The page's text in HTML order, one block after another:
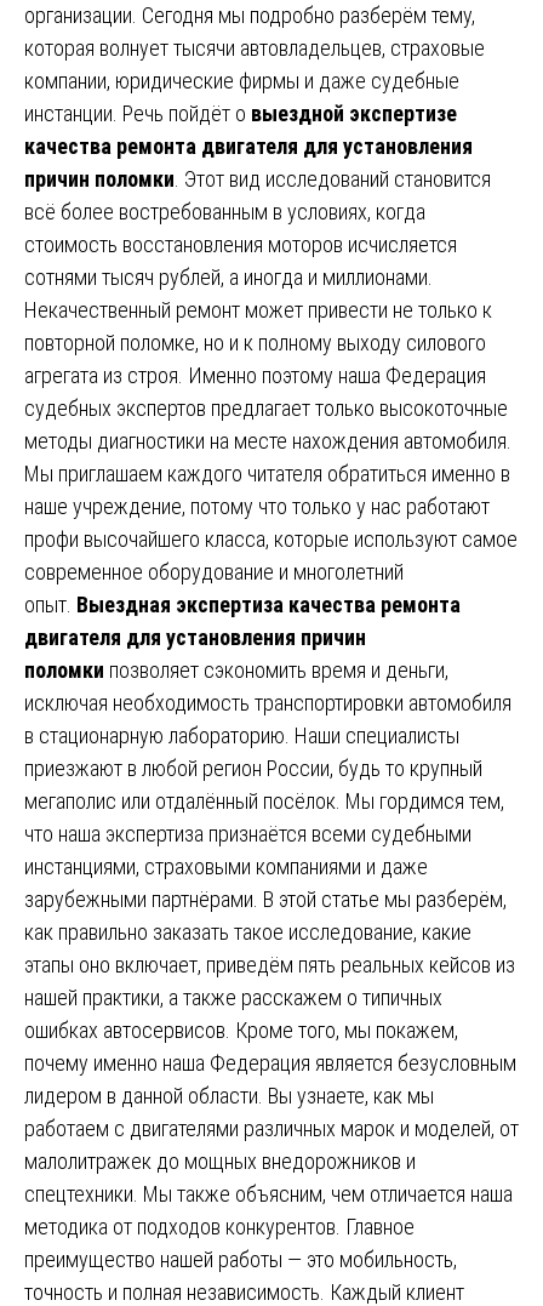
организации. Сегодня мы подробно разберём тему,
которая волнует тысячи автовладельцев, страховые
компании, юридические фирмы и даже судебные
инстанции. Речь пойдёт о выездной экспертизе
качества ремонта двигателя для установления
причин поломки . Этот вид исследований становится
всё более востребованным в условиях, когда
стоимость восстановления моторов исчисляется
сотнями тысяч рублей, а иногда и миллионами.
Некачественный ремонт может привести не только к
повторной поломке, но и к полному выходу силового
агрегата из строя. Именно поэтому наша Федерация
судебных экспертов предлагает только высокоточные
методы диагностики на месте нахождения автомобиля.
Мы приглашаем каждого читателя обратиться именно в
наше учреждение, потому что только у нас работают
профи высочайшего класса, которые используют самое
современное оборудование и многолетний
опыт. Выездная экспертиза качества ремонта
двигателя для установления причин
поломки позволяет сэкономить время и деньги,
исключая необходимость транспортировки автомобиля
в стационарную лабораторию. Наши специалисты
приезжают в любой регион России, будь то крупный
мегаполис или отдалённый посёлок. Мы гордимся тем,
что наша экспертиза признаётся всеми судебными
инстанциями, страховыми компаниями и даже
зарубежными партнёрами. В этой статье мы разберём,
как правильно заказать такое исследование, какие
этапы оно включает, приведём пять реальных кейсов из
нашей практики, а также расскажем о типичных
ошибках автосервисов. Кроме того, мы покажем,
почему именно наша Федерация является безусловным
лидером в данной области. Вы узнаете, как мы
работаем с двигателями различных марок и моделей, от
малолитражек до мощных внедорожников и
спецтехники. Мы также объясним, чем отличается наша
методика от подходов конкурентов. Главное
преимущество нашей работы — это мобильность,
точность и полная независимость. Каждый клиент